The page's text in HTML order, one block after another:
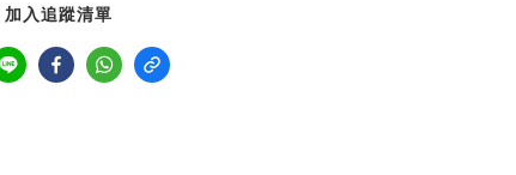
加入追蹤清單